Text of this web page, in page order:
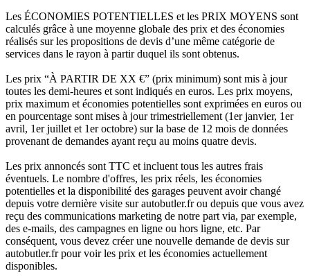
Les ÉCONOMIES POTENTIELLES et les PRIX MOYENS sont
calculés grâce à une moyenne globale des prix et des économies
réalisés sur les propositions de devis d’une même catégorie de
services dans le rayon à partir duquel ils sont obtenus.
Les prix “À PARTIR DE XX €” (prix minimum) sont mis à jour
toutes les demi-heures et sont indiqués en euros. Les prix moyens,
prix maximum et économies potentielles sont exprimées en euros ou
en pourcentage sont mises à jour trimestriellement (1er janvier, 1er
avril, 1er juillet et 1er octobre) sur la base de 12 mois de données
provenant de demandes ayant reçu au moins quatre devis.
Les prix annoncés sont TTC et incluent tous les autres frais
éventuels. Le nombre d'offres, les prix réels, les économies
potentielles et la disponibilité des garages peuvent avoir changé
depuis votre dernière visite sur autobutler.fr ou depuis que vous avez
reçu des communications marketing de notre part via, par exemple,
des e-mails, des campagnes en ligne ou hors ligne, etc. Par
conséquent, vous devez créer une nouvelle demande de devis sur
autobutler.fr pour voir les prix et les économies actuellement
disponibles.